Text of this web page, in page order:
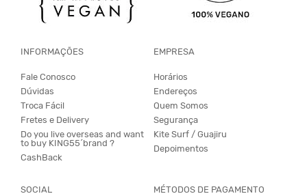
INFORMAÇÕES
Fale Conosco
Dúvidas
Troca Fácil
Fretes e Delivery
Do you live overseas and want
to buy KING55´brand ?
CashBack
EMPRESA
Horários
Endereços
Quem Somos
Segurança
Kite Surf / Guajiru
Depoimentos
SOCIAL MÉTODOS DE PAGAMENTO